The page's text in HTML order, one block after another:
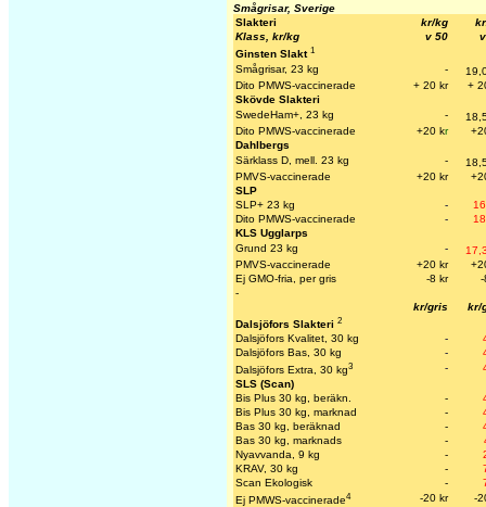
Smågrisar, Sverige
Slakteri
kr/kg
Klass, kr/kg
v 50
Ginsten Slakt 1
Smågrisar, 23 kg -
Dito PMWS-vaccinerade
+ 20 kr
+
Skövde Slakteri
SwedeHam+, 23 kg
-
Dito PMWS-vaccinerade
+20 kr
Dahlbergs
Särklass D, mell. 23 kg
-
PMVS-vaccinerade
+20 kr
SLP
SLP+ 23 kg
-
Dito PMWS-vaccinerade
-
KLS Ugglarps
Grund 23 kg
-
PMVS-vaccinerade
+20 kr
Ej GMO-fria, per gris
-8 kr
-
-
kr/gris
kr/
Dalsjöfors Slakteri 2
Dalsjöfors Kvalitet, 30 kg -
Dalsjöfors Bas, 30 kg
-
Dalsjöfors Extra, 30 kg3 -
SLS (Scan)
Bis Plus 30 kg, beräkn.
-
Bis Plus 30 kg, marknad
-
Bas 30 kg, beräknad
-
Bas 30 kg, marknads
-
Nyavvanda, 9 kg
-
KRAV, 30 kg
-
Scan Ekologisk
-
Ej PMWS-vaccinerade4 -20 kr
-